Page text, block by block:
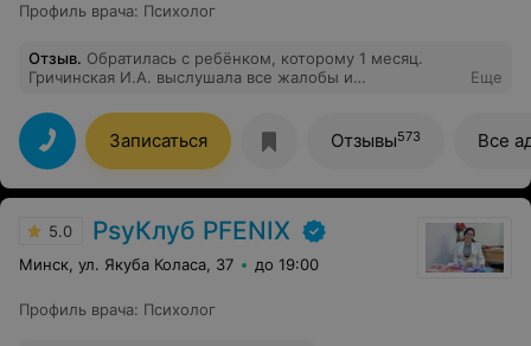
Профиль врача: Психолог
Отзыв. Обратилась с ребёнком, которому 1 месяц.
Гричинская И.А. выслушала все жалобы и
спокойно отвечала на вопросы. Самое главное -
поставила предварительно правильный диагноз. Дала
нужные рекомендации и направила в нужные
врачебные руки дальше. Спасибо большое Гричинской
И.А, без её помощи мы бы долго искали в чем
Еще
Записаться Отзывы573 Все
5.0 PsyКлуб PFENIX
Минск, ул. Якуба Коласа, 37 до 19:00
Профиль врача: Психолог